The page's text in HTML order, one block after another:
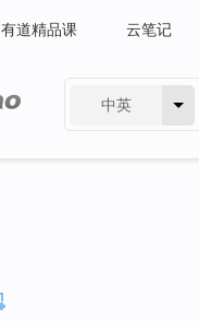
有道精品课 云笔记
中英